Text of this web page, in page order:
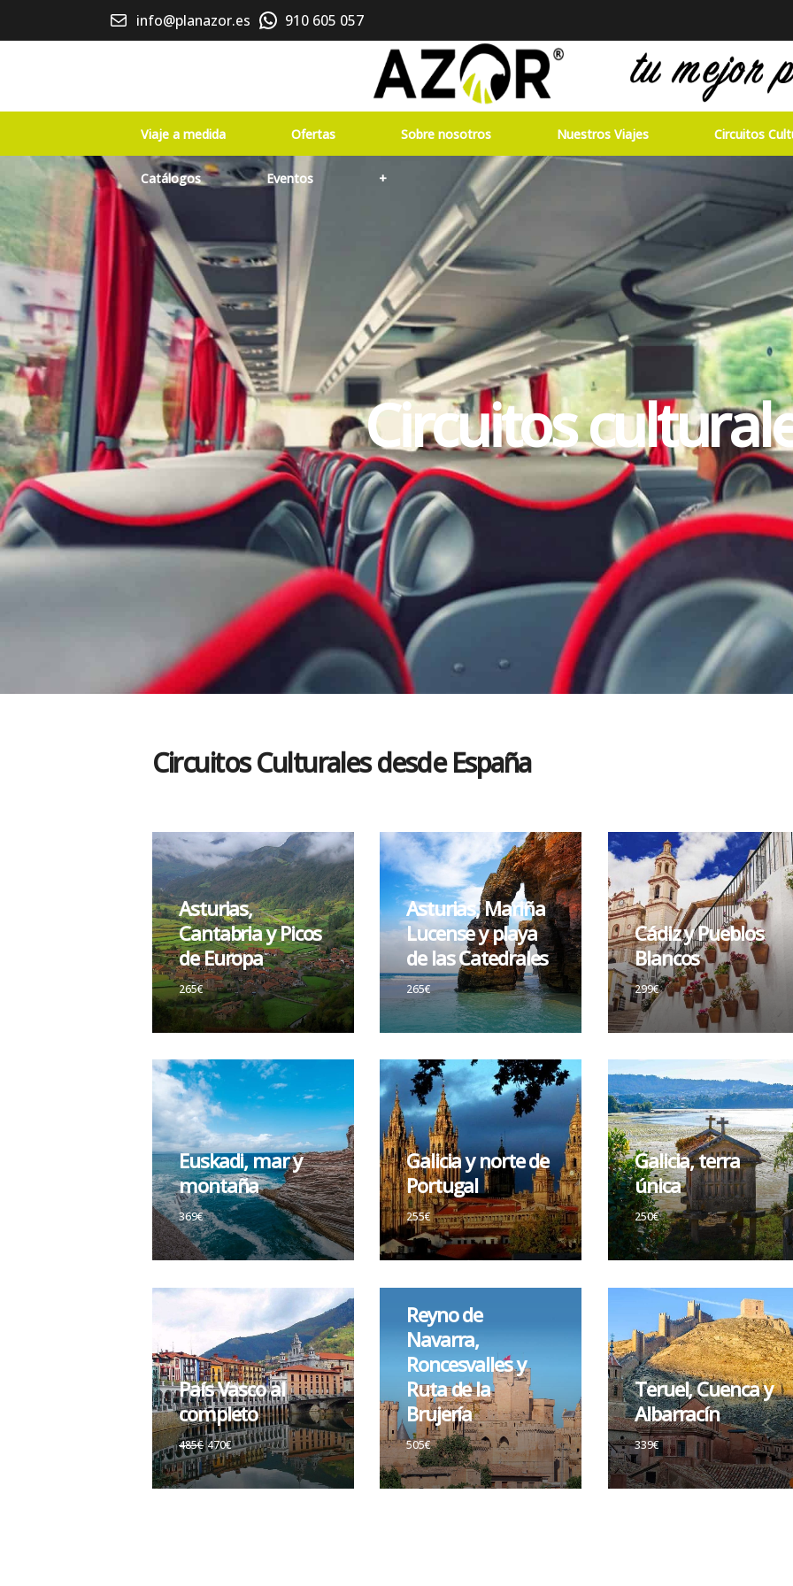
info@planazor.es 910 605 057
Viaje a medida Ofertas Sobre nosotros Nuestros Viajes Circuitos
Catálogos Eventos +
Circuitos
Circuitos Culturales desde España
Asturias,
Cantabria y Picos
de Europa
265€
Asturias, Mariña
Lucense y playa
de las Catedrales
265€
Cádiz y Pueblos
Blancos
299€
Euskadi, mar y
montaña
369€
Galicia y norte de
Portugal
255€
Galicia, terra
única
250€
País Vasco al
completo
485€ 470€
Reyno de
Navarra,
Roncesvalles y
Ruta de la
Brujería
505€
Teruel, Cuenca y
Albarracín
339€